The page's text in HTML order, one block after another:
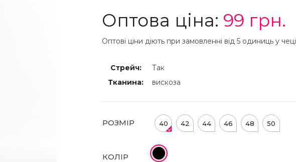
Оптова ціна: 99 грн.
Оптові ціни діють при замовленні від 5 одиниць у чеці
Стрейч:
Так
Тканина:
вискоза
РОЗМІР 40 42 44 46 48 50
КОЛІР